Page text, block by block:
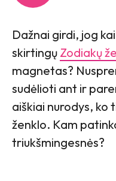
Dažnai girdi, jog
skirtingų Zodiakų
magnetas?
sudėlioti ant ir
aiškiai nurodys, ko
ženklo. Kam
triukšmingesnės?